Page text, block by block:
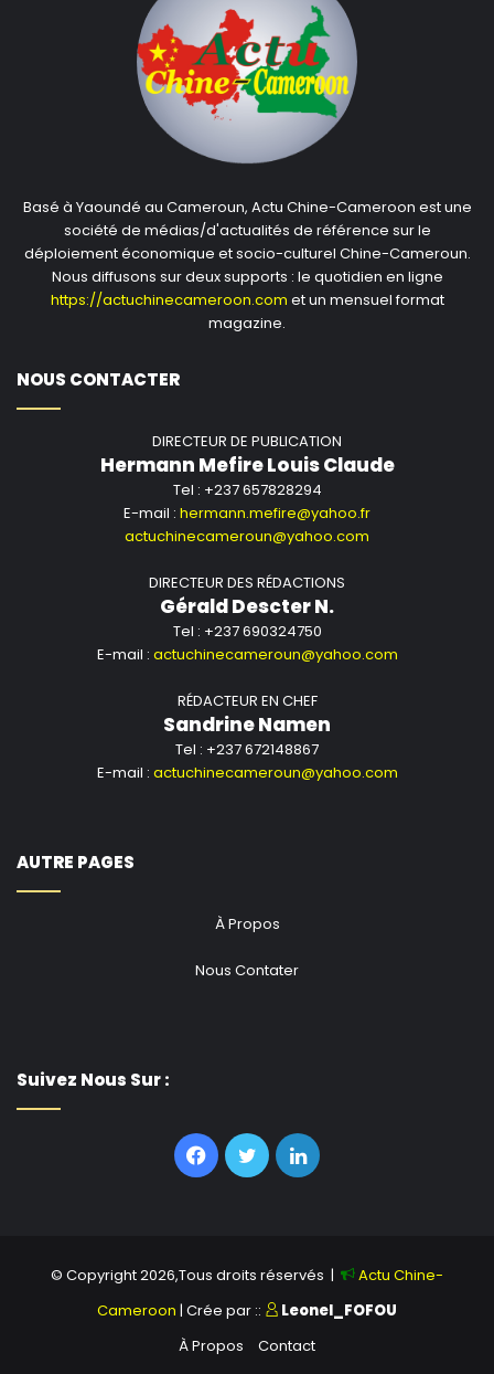
Basé à Yaoundé au Cameroun, Actu Chine-Cameroon est une
société de médias/d'actualités de référence sur le
déploiement économique et socio-culturel Chine-Cameroun.
Nous diffusons sur deux supports : le quotidien en ligne
https://actuchinecameroon.com et un mensuel format
magazine.
NOUS CONTACTER
DIRECTEUR DE PUBLICATION
Hermann Mefire Louis Claude
Tel : +237 657828294
E-mail : hermann.mefire@yahoo.fr
actuchinecameroun@yahoo.com
DIRECTEUR DES RÉDACTIONS
Gérald Descter N.
Tel : +237 690324750
E-mail : actuchinecameroun@yahoo.com
RÉDACTEUR EN CHEF
Sandrine Namen
Tel : +237 672148867
E-mail : actuchinecameroun@yahoo.com
AUTRE PAGES
À Propos
Nous Contater
Suivez Nous Sur :
Facebook
TwitterLinkedin
© Copyright 2026,Tous droits réservés |
Actu Chine-
Cameroon | Crée par ::
Leonel_FOFOU
À Propos
Contact